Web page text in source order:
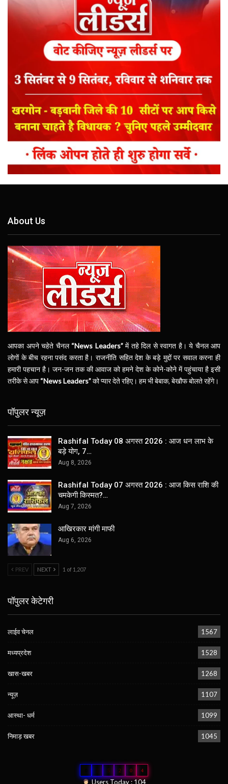
About Us
आपका अपने चहेते चैनल “News Leaders”में तहे दिल से स्वागत है। ये चैनल आप
लोगों के बीच रहना पसंद करता है। राजनीति सहित देश के बड़े मुद्दों पर सवाल करना ही
हमारी पहचान है। जन-जन तक की आवाज को हमने देश के कोने-कोने में पहुंचाया है इसी
तरीके से आप “News Leaders”को प्यार देते रहिए। हम भी बेबाक, बेखौफ बोलते रहेंगे।
पॉपुलर न्यूज़
Rashifal Today 08 अगस्त 2026 : आज धन लाभ के
बड़े योग, 7…
Aug 8, 2026
Rashifal Today 07 अगस्त 2026 : आज किस राशि की
चमकेगी किस्मत?…
Aug 7, 2026
आखिरकार मांगी माफी
Aug 6, 2026
PREV NEXT 1 of 1,207
पॉपुलर केटेगरी
लाईव चेनल 1567
मध्यप्रदेश 1528
खास-खबर 1268
न्यूज़ 1107
आस्था- धर्म 1099
निमाड़ खबर 1045
5 2 0 4
Users Today : 104